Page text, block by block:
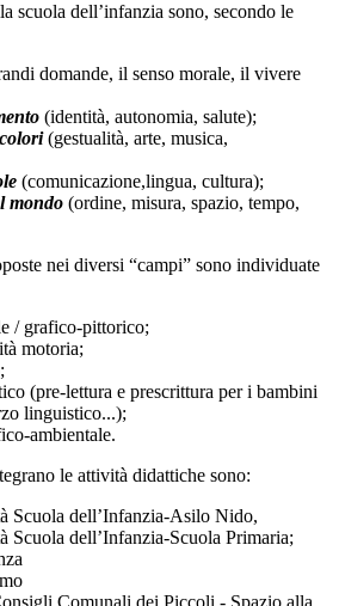
scuola dell’infanzia sono, secondo le
domande, il senso morale, il vivere
(identità, autonomia, salute);
(gestualità, arte, musica,
(comunicazione,lingua, cultura);
mondo (ordine, misura, spazio, tempo,
nei diversi “campi” sono individuate
/ grafico-pittorico;
motoria;
(pre-lettura e prescrittura per i bambini
linguistico...);
ambientale.
le attività didattiche sono:
Scuola dell’Infanzia-Asilo Nido,
Scuola dell’Infanzia-Scuola Primaria;